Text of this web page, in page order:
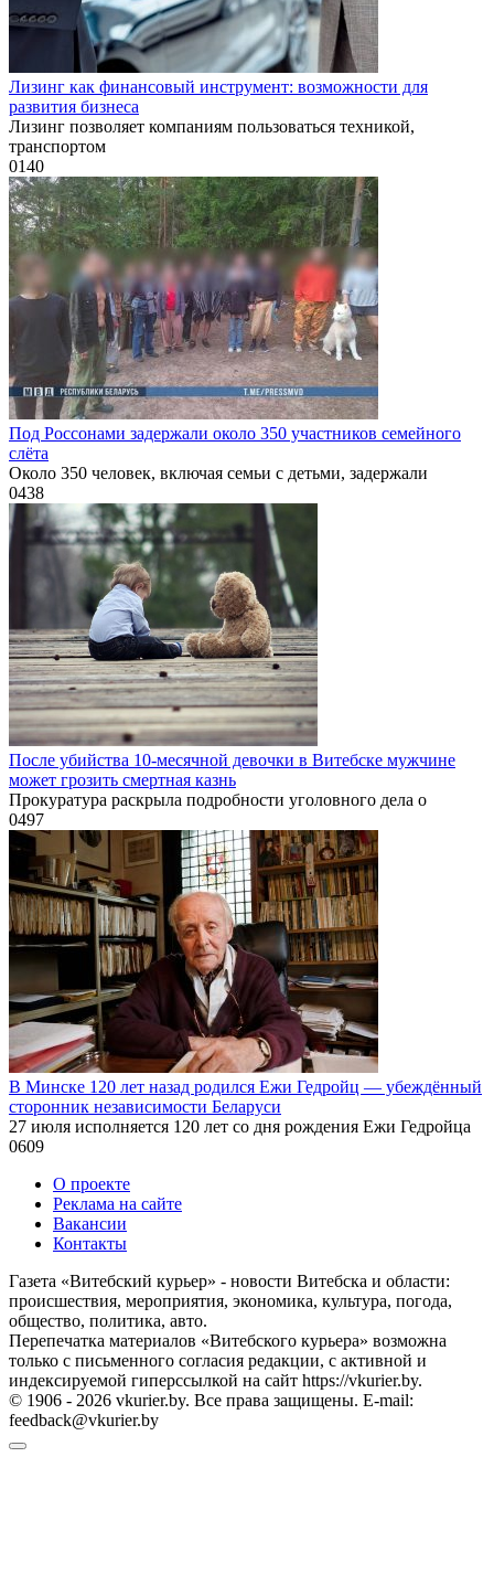
Лизинг как финансовый инструмент: возможности для
развития бизнеса
Лизинг позволяет компаниям пользоваться техникой,
транспортом
0140
Под Россонами задержали около 350 участников семейного
слёта
Около 350 человек, включая семьи с детьми, задержали
0438
После убийства 10-месячной девочки в Витебске мужчине
может грозить смертная казнь
Прокуратура раскрыла подробности уголовного дела о
0497
В Минске 120 лет назад родился Ежи Гедройц — убеждённый
сторонник независимости Беларуси
27 июля исполняется 120 лет со дня рождения Ежи Гедройца
0609
О проекте
Реклама на сайте
Вакансии
Контакты
Газета «Витебский курьер» - новости Витебска и области:
происшествия, мероприятия, экономика, культура, погода,
общество, политика, авто.
Перепечатка материалов «Витебского курьера» возможна
только с письменного согласия редакции, с активной и
индексируемой гиперссылкой на сайт https://vkurier.by.
© 1906 - 2026 vkurier.by. Все права защищены. E-mail:
feedback@vkurier.by